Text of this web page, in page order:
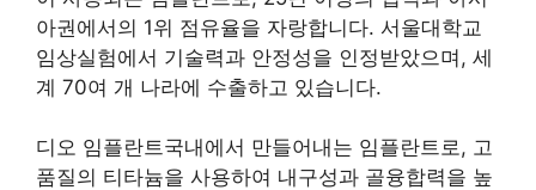
아권에서의 1위 점유율을 자랑합니다. 서울대학교
임상실험에서 기술력과 안정성을 인정받았으며, 세
계 70여 개 나라에 수출하고 있습니다.
디오 임플란트국내에서 만들어내는 임플란트로, 고
품질의 티타늄을 사용하여 내구성과 골융합력을 높